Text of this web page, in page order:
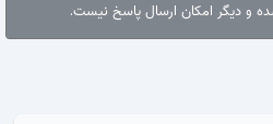
و دیگر امکان ارسال پاسخ نیست.